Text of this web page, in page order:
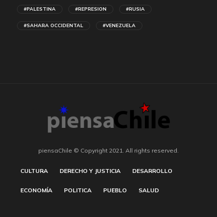
#PALESTINA #REPRESION #RUSIA
#SAHARA OCCIDENTAL #VENEZUELA
piensaChile © Copyright 2021. All rights reserved.
CULTURA DERECHO Y JUSTICIA DESARROLLO
ECONOMÍA POLITICA PUEBLO SALUD